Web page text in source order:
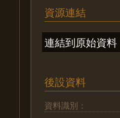
資源連結
連結到原始資料
後設資料
資料識別：